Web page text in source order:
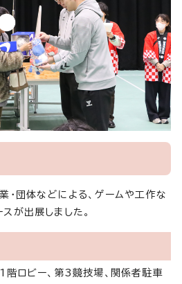
・団体などによる、ゲームや工作な
が出展しました。
階ロビー、第3競技場、関係者駐車